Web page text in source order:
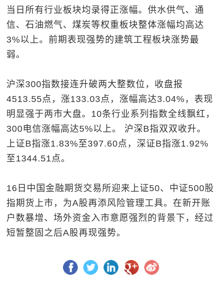
当日所有行业板块均录得正涨幅。供水供气、通
信、石油燃气、煤炭等权重板块整体涨幅均高达
3%以上。前期表现强势的建筑工程板块涨势最
弱。
沪深300指数接连升破两大整数位，收盘报
4513.55点，涨133.03点，涨幅高达3.04%，表现
明显强于两市大盘。10条行业系列指数全线飘红，
300电信涨幅高达5%以上。 沪深B指双双收升。
上证B指涨1.83%至397.60点，深证B指涨1.92%
至1344.51点。
16日中国金融期货交易所迎来上证50、中证500股
指期货上市，为A股再添风险管理工具。在新开账
户数暴增、场外资金入市意愿强烈的背景下，经过
短暂整固之后A股再现强势。